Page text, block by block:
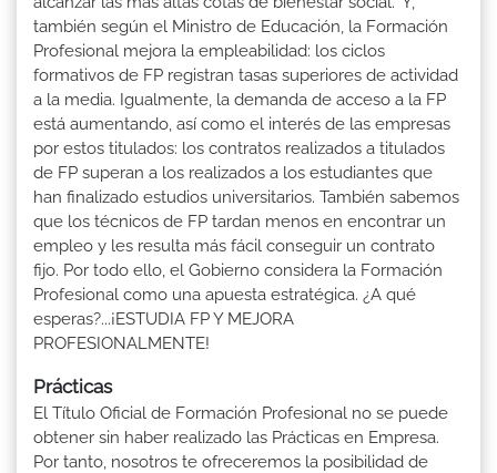
también según el Ministro de Educación, la Formación
Profesional mejora la empleabilidad: los ciclos
formativos de FP registran tasas superiores de actividad
a la media. Igualmente, la demanda de acceso a la FP
está aumentando, así como el interés de las empresas
por estos titulados: los contratos realizados a titulados
de FP superan a los realizados a los estudiantes que
han finalizado estudios universitarios. También sabemos
que los técnicos de FP tardan menos en encontrar un
empleo y les resulta más fácil conseguir un contrato
fijo. Por todo ello, el Gobierno considera la Formación
Profesional como una apuesta estratégica. ¿A qué
esperas?...¡ESTUDIA FP Y MEJORA
PROFESIONALMENTE!
Prácticas
El Título Oficial de Formación Profesional no se puede
obtener sin haber realizado las Prácticas en Empresa.
Por tanto, nosotros te ofreceremos la posibilidad de